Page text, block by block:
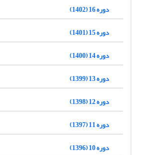
دوره 16 (1402)
دوره 15 (1401)
دوره 14 (1400)
دوره 13 (1399)
دوره 12 (1398)
دوره 11 (1397)
دوره 10 (1396)